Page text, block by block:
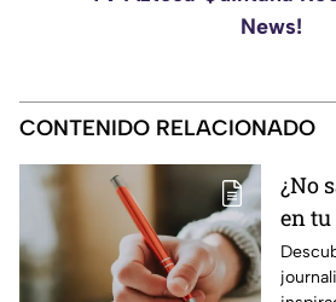
News!
CONTENIDO RELACIONADO
¿No
en tu